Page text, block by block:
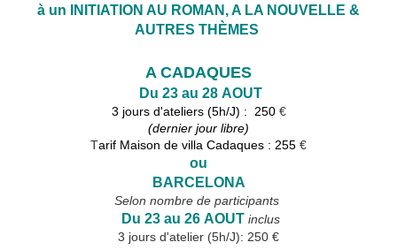
à un INITIATION AU ROMAN, A LA NOUVELLE &
AUTRES THÈMES
A CADAQUES
Du 23 au 28 AOUT
3 jours d'ateliers (5h/J) : 250 €
(dernier jour libre)
Tarif Maison de villa Cadaques : 255 €
ou
BARCELONA
Selon nombre de participants
Du 23 au 26 AOUT inclus
3 jours d'atelier (5h/J): 250 €